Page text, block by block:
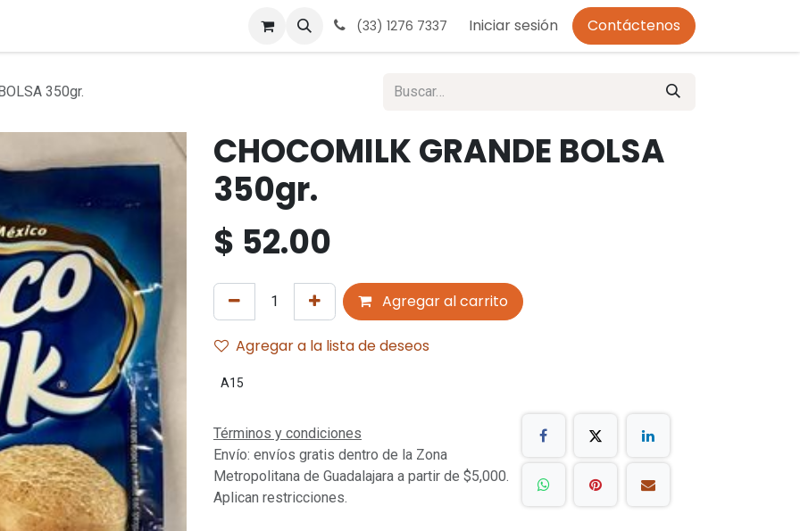
Términos y condiciones Aviso de Privacidad
(33) 1276 7337 Iniciar sesión Contáctenos
350gr.
CHOCOMILK GRANDE BOLSA
350gr.
$ 52.00
Agregar al carrito
Agregar a la lista de deseos
A15
Términos y condiciones
Envío: envíos gratis dentro de la Zona
Metropolitana de Guadalajara a partir de $5,000.
Aplican restricciones.